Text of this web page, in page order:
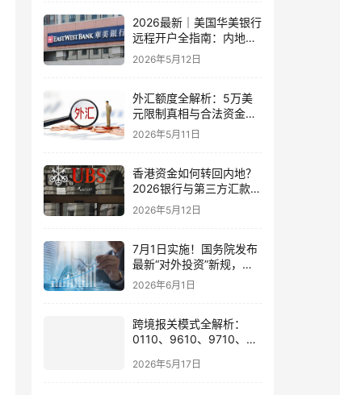
2026最新｜美国华美银行
远程开户全指南：内地居
民足不出户办理美股与跨
境账户实操解析
2026年5月12日
外汇额度全解析：5万美
元限制真相与合法资金出
境通道
2026年5月11日
香港资金如何转回内地？
2026银行与第三方汇款全
攻略
2026年5月12日
7月1日实施！国务院发布
最新“对外投资”新规，炒
股、出海、海外资产配置
2026年6月1日
跨境报关模式全解析：
0110、9610、9710、
别与最佳应用场景
2026年5月17日